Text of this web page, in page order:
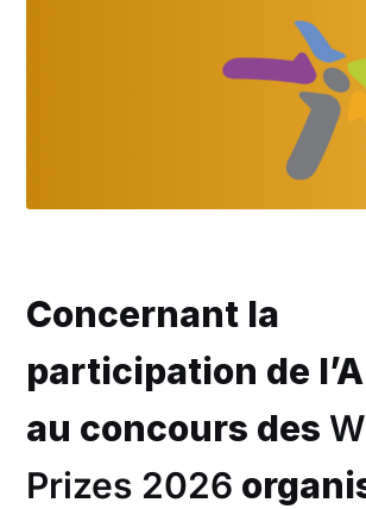
Concernant la
participation de
au concours des
Prizes 2026